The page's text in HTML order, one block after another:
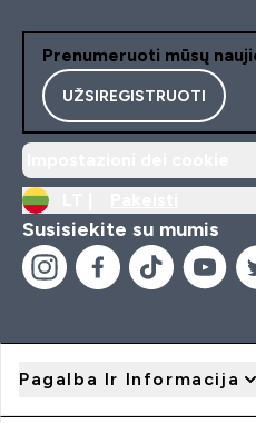
Prenumeruoti mūsų
UŽSIREGISTRUOTI
Susisiekite su mumis
Pagalba Ir Informacija